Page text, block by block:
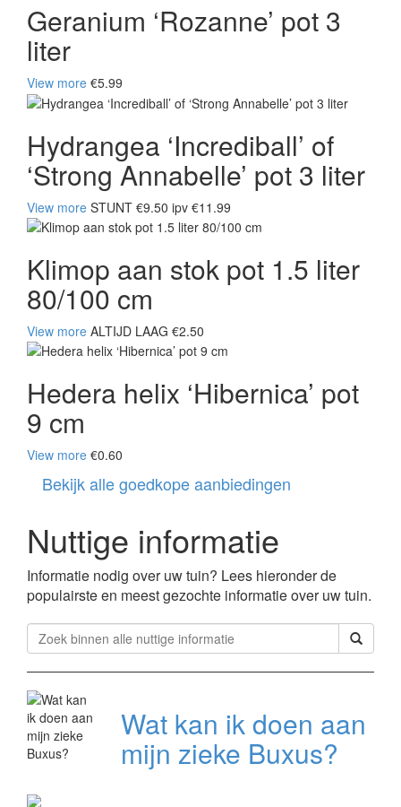
Geranium ‘Rozanne’ pot 3
liter
View more €5.99
Hydrangea ‘Incrediball’ of
‘Strong Annabelle’ pot 3 liter
View more STUNT €9.50 ipv €11.99
Klimop aan stok pot 1.5 liter
80/100 cm
View more ALTIJD LAAG €2.50
Hedera helix ‘Hibernica’ pot
9 cm
View more €0.60
Bekijk alle goedkope aanbiedingen
Nuttige informatie
Informatie nodig over uw tuin? Lees hieronder de
populairste en meest gezochte informatie over uw tuin.
Wat kan ik doen aan
mijn zieke Buxus?